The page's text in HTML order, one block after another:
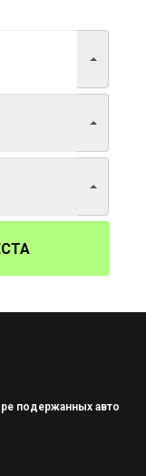
подержанных авто